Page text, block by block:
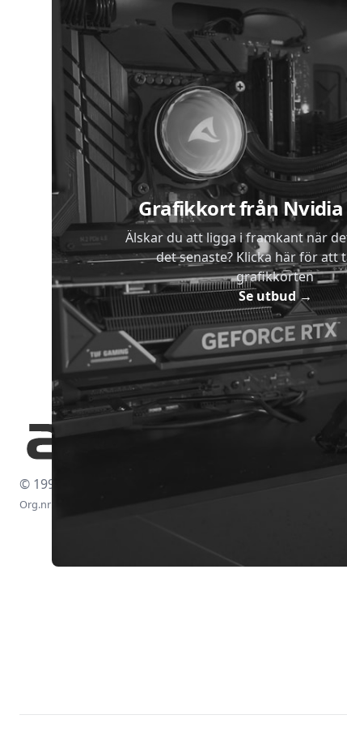
Grafikkort från Nvidia
Älskar du att ligga i framkant när
det senaste? Klicka här för att
grafikkorten
Se utbud→
© 1997-2026
Org.nr: 556438-4260